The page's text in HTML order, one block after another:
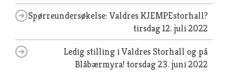
Spørreundersøkelse: Valdres KJEMPEstorhall?
tirsdag 12. juli 2022
Ledig stilling i Valdres Storhall og på
Blåbærmyra! torsdag 23. juni 2022